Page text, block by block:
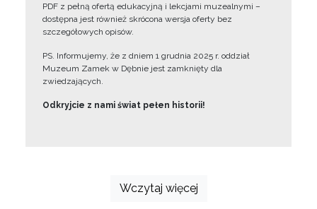
PDF z pełną ofertą edukacyjną i lekcjami muzealnymi –
dostępna jest również skrócona wersja oferty bez
szczegółowych opisów.
PS. Informujemy, że z dniem 1 grudnia 2025 r. oddział
Muzeum Zamek w Dębnie jest zamknięty dla
zwiedzających.
Odkryjcie z nami świat pełen historii!
Wczytaj więcej